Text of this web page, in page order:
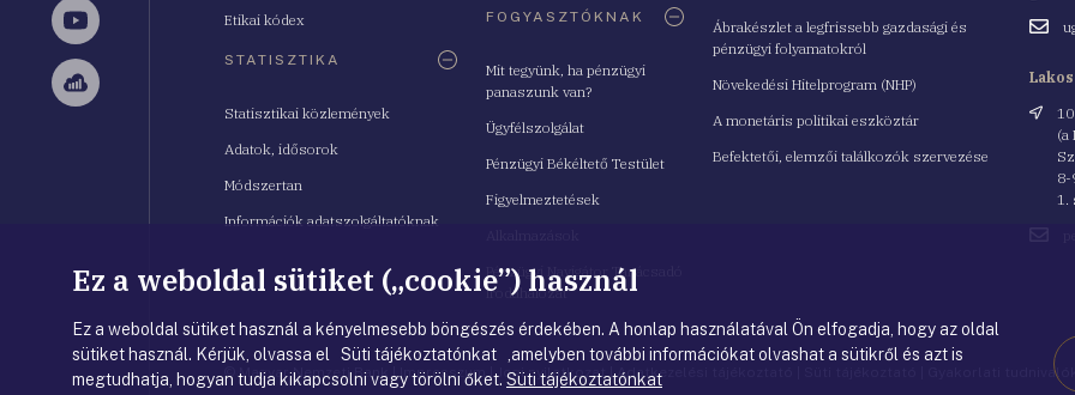
YouTube
Sellsy
Etikai kódex
STATISZTIKA
Statisztikai közlemények
Adatok, idősorok
Módszertan
Információk adatszolgáltatóknak
FOGYASZTÓKNAK
Mit tegyünk, ha pénzügyi
panaszunk van?
Ügyfélszolgálat
Pénzügyi Békéltető Testület
Figyelmeztetések
Pénzügyi Navigátor Tanácsadó
Irodahálózat
Ábrakészlet a legfrissebb gazdasági és
pénzügyi folyamatokról
Növekedési Hitelprogram (NHP)
A monetáris politikai eszköztár
Befektetői, elemzői találkozók szervezése
Email
Cím
(a
8-
1.
© Magyar Nemzeti Bank |Impresszum |Jogi nyilatkozat|Adatkezelési tájékoztató Gyakorlati
Ez a weboldal sütiket („cookie”) használ
Ez a weboldal sütiket használ a kényelmesebb böngészés érdekében. A honlap használatával Ön elfogadja, hogy az oldal
sütiket használ. Kérjük, olvassa el Süti tájékoztatónkat ,amelyben további információkat olvashat a sütikről és azt is
megtudhatja, hogyan tudja kikapcsolni vagy törölni őket. Süti tájékoztatónkat